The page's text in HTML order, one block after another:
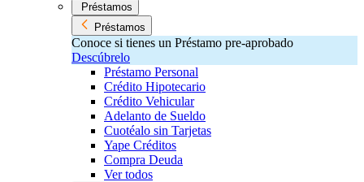
Préstamos
Préstamos
Conoce si tienes un Préstamo pre-aprobado
Descúbrelo
Préstamo Personal
Crédito Hipotecario
Crédito Vehicular
Adelanto de Sueldo
Cuotéalo sin Tarjetas
Yape Créditos
Compra Deuda
Ver todos